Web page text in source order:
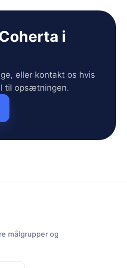
i
eller kontakt os hvis
til opsætningen.
målgrupper og